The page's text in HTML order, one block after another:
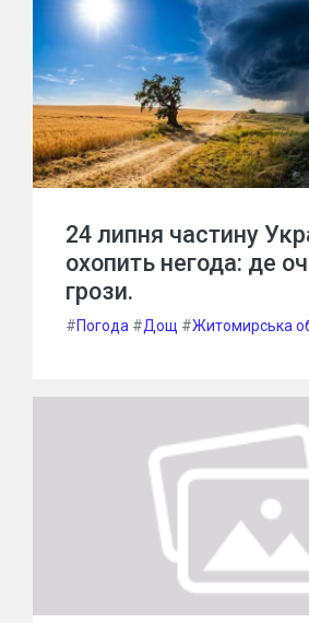
24 липня частину
охопить негода: де
грози.
#Погода #Дощ #Житомирська